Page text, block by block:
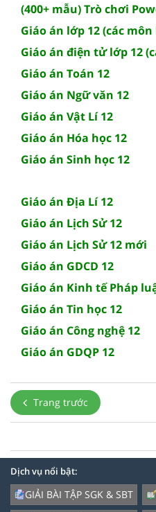
(400+ mẫu) Trò chơi
Giáo án lớp 12 (các môn
Giáo án điện tử lớp 12
Giáo án Toán 12
Giáo án Ngữ văn 12
Giáo án Vật Lí 12
Giáo án Hóa học 12
Giáo án Sinh học 12
Giáo án Địa Lí 12
Giáo án Lịch Sử 12
Giáo án Lịch Sử 12 mới
Giáo án GDCD 12
Giáo án Kinh tế Pháp
Giáo án Tin học 12
Giáo án Công nghệ 12
Giáo án GDQP 12
Trang trước
Dịch vụ nổi bật:
GIẢI BÀI TẬP SGK & SBT